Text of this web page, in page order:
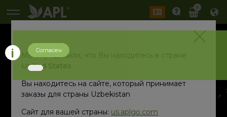
0
Мы определили, что Вы находитесь в стране
United States
Вы находитесь на сайте, который принимает
заказы для страны Uzbekistan
Сайт для вашей страны: us.aplgo.com
Согласен